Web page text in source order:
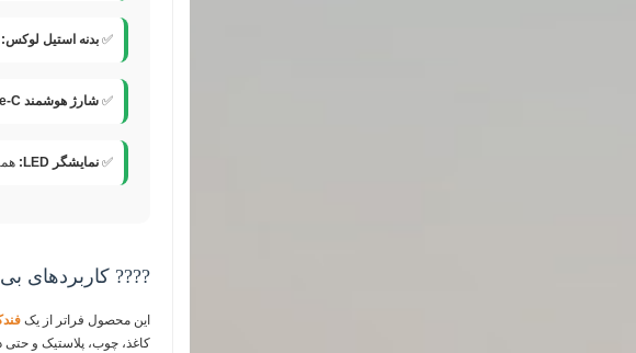
✅ بدنه استیل لوکس:
✅ شارژ هوشمند Type-C:
✅ نمایشگر LED:
???? کاربردهای
این محصول فراتر از یک
کاغذ، چوب، پلاستیک و حتی